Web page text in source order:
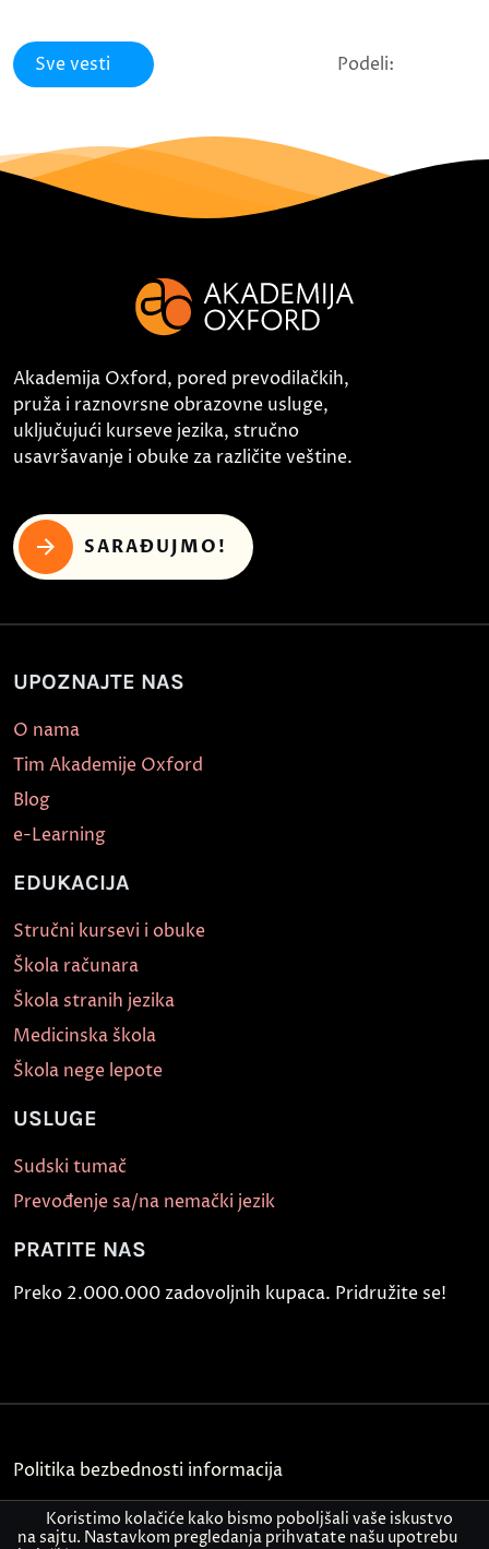
Sve vesti Podeli:
Akademija Oxford, pored prevodilačkih,
pruža i raznovrsne obrazovne usluge,
uključujući kurseve jezika, stručno
usavršavanje i obuke za različite veštine.
SARAĐUJMO!
UPOZNAJTE NAS
O nama
Tim Akademije Oxford
Blog
e-Learning
EDUKACIJA
Stručni kursevi i obuke
Škola računara
Škola stranih jezika
Medicinska škola
Škola nege lepote
USLUGE
Sudski tumač
Prevođenje sa/na nemački jezik
PRATITE NAS
Preko 2.000.000 zadovoljnih kupaca. Pridružite se!
Politika bezbednosti informacija
Kontakt
Koristimo kolačiće kako bismo poboljšali vaše iskustvo
na sajtu. Nastavkom pregledanja prihvatate našu upotrebu